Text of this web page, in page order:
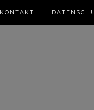
KONTAKT